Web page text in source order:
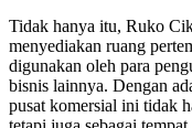
Tidak hanya itu, Ruko
menyediakan ruang
digunakan oleh para
bisnis lainnya. Dengan
pusat komersial ini tidak